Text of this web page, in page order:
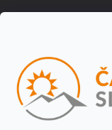
Vložením e-mailu
údajov
Beriem na vedomie,